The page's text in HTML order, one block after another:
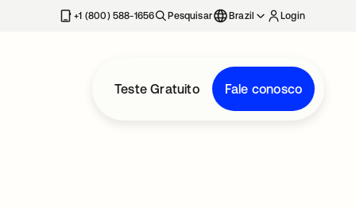
+1 (800) 588-1656 Pesquisar Brazil Login
Teste Gratuito Fale conosco